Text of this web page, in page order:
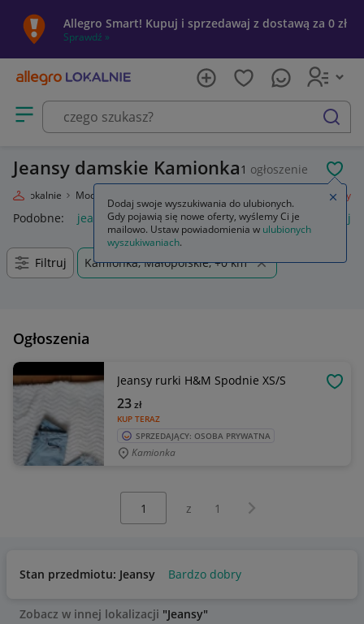
Allegro Smart! Kupuj i sprzedawaj z dostawą za 0 zł
Sprawdź »
Otwórz menu z kategoriami
szukaj
Jeansy damskie Kamionka1 ogłoszenie
Lokalnie Moda Jeansy
Podobne: jeansy jeansy damskie jeansy wendy trendy
Filtruj Kamionka, Małopolskie, +0 km
Ogłoszenia
Jeansy rurki H&M Spodnie XS/S
KUP TERAZ
23zł
SPRZEDAJĄCY: OSOBA PRYWATNA
Kamionka
z 1 Następna strona
Stan przedmiotu: Jeansy Bardzo dobry
Zobacz w innej lokalizacji "Jeansy"
Dodaj swoje wyszukiwania do ulubionych.
Gdy pojawią się nowe oferty, wyślemy Ci je
mailowo. Ustaw powiadomienia w ulubionych
wyszukiwaniach.